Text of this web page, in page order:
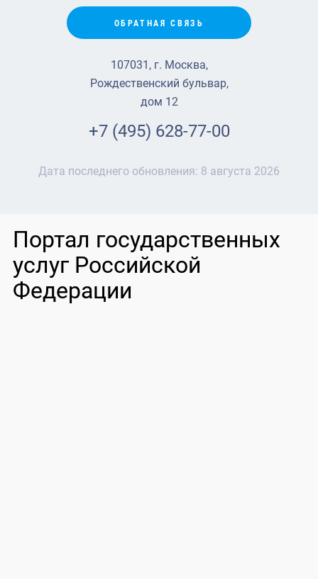
ОБРАТНАЯ СВЯЗЬ
107031, г. Москва,
Рождественский бульвар,
дом 12
+7 (495) 628-77-00
Дата последнего обновления: 8 августа 2026
Портал государственных
услуг Российской
Федерации